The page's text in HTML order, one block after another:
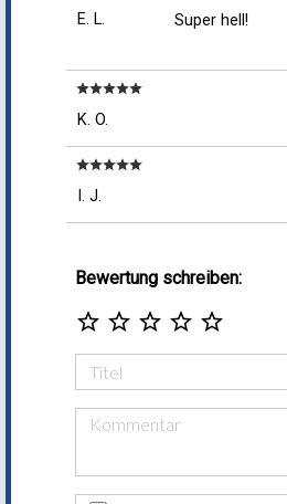
E. L. Super hell!
starstarstarstarstar
K. O.
starstarstarstarstar
I. J.
Bewertung schreiben:
star_border star_border star_border star_border star_border